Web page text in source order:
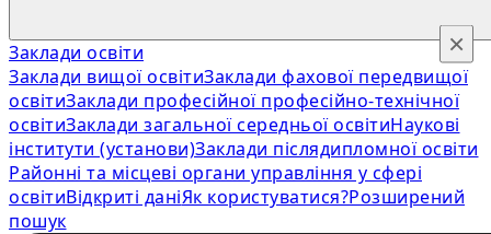
Заклади освіти
Заклади вищої освітиЗаклади фахової передвищої
освітиЗаклади професійної професійно-технічної
освітиЗаклади загальної середньої освітиНаукові
інститути (установи)Заклади післядипломної освіти
Районні та місцеві органи управління у сфері
освітиВідкриті даніЯк користуватися?Розширений
пошук
×